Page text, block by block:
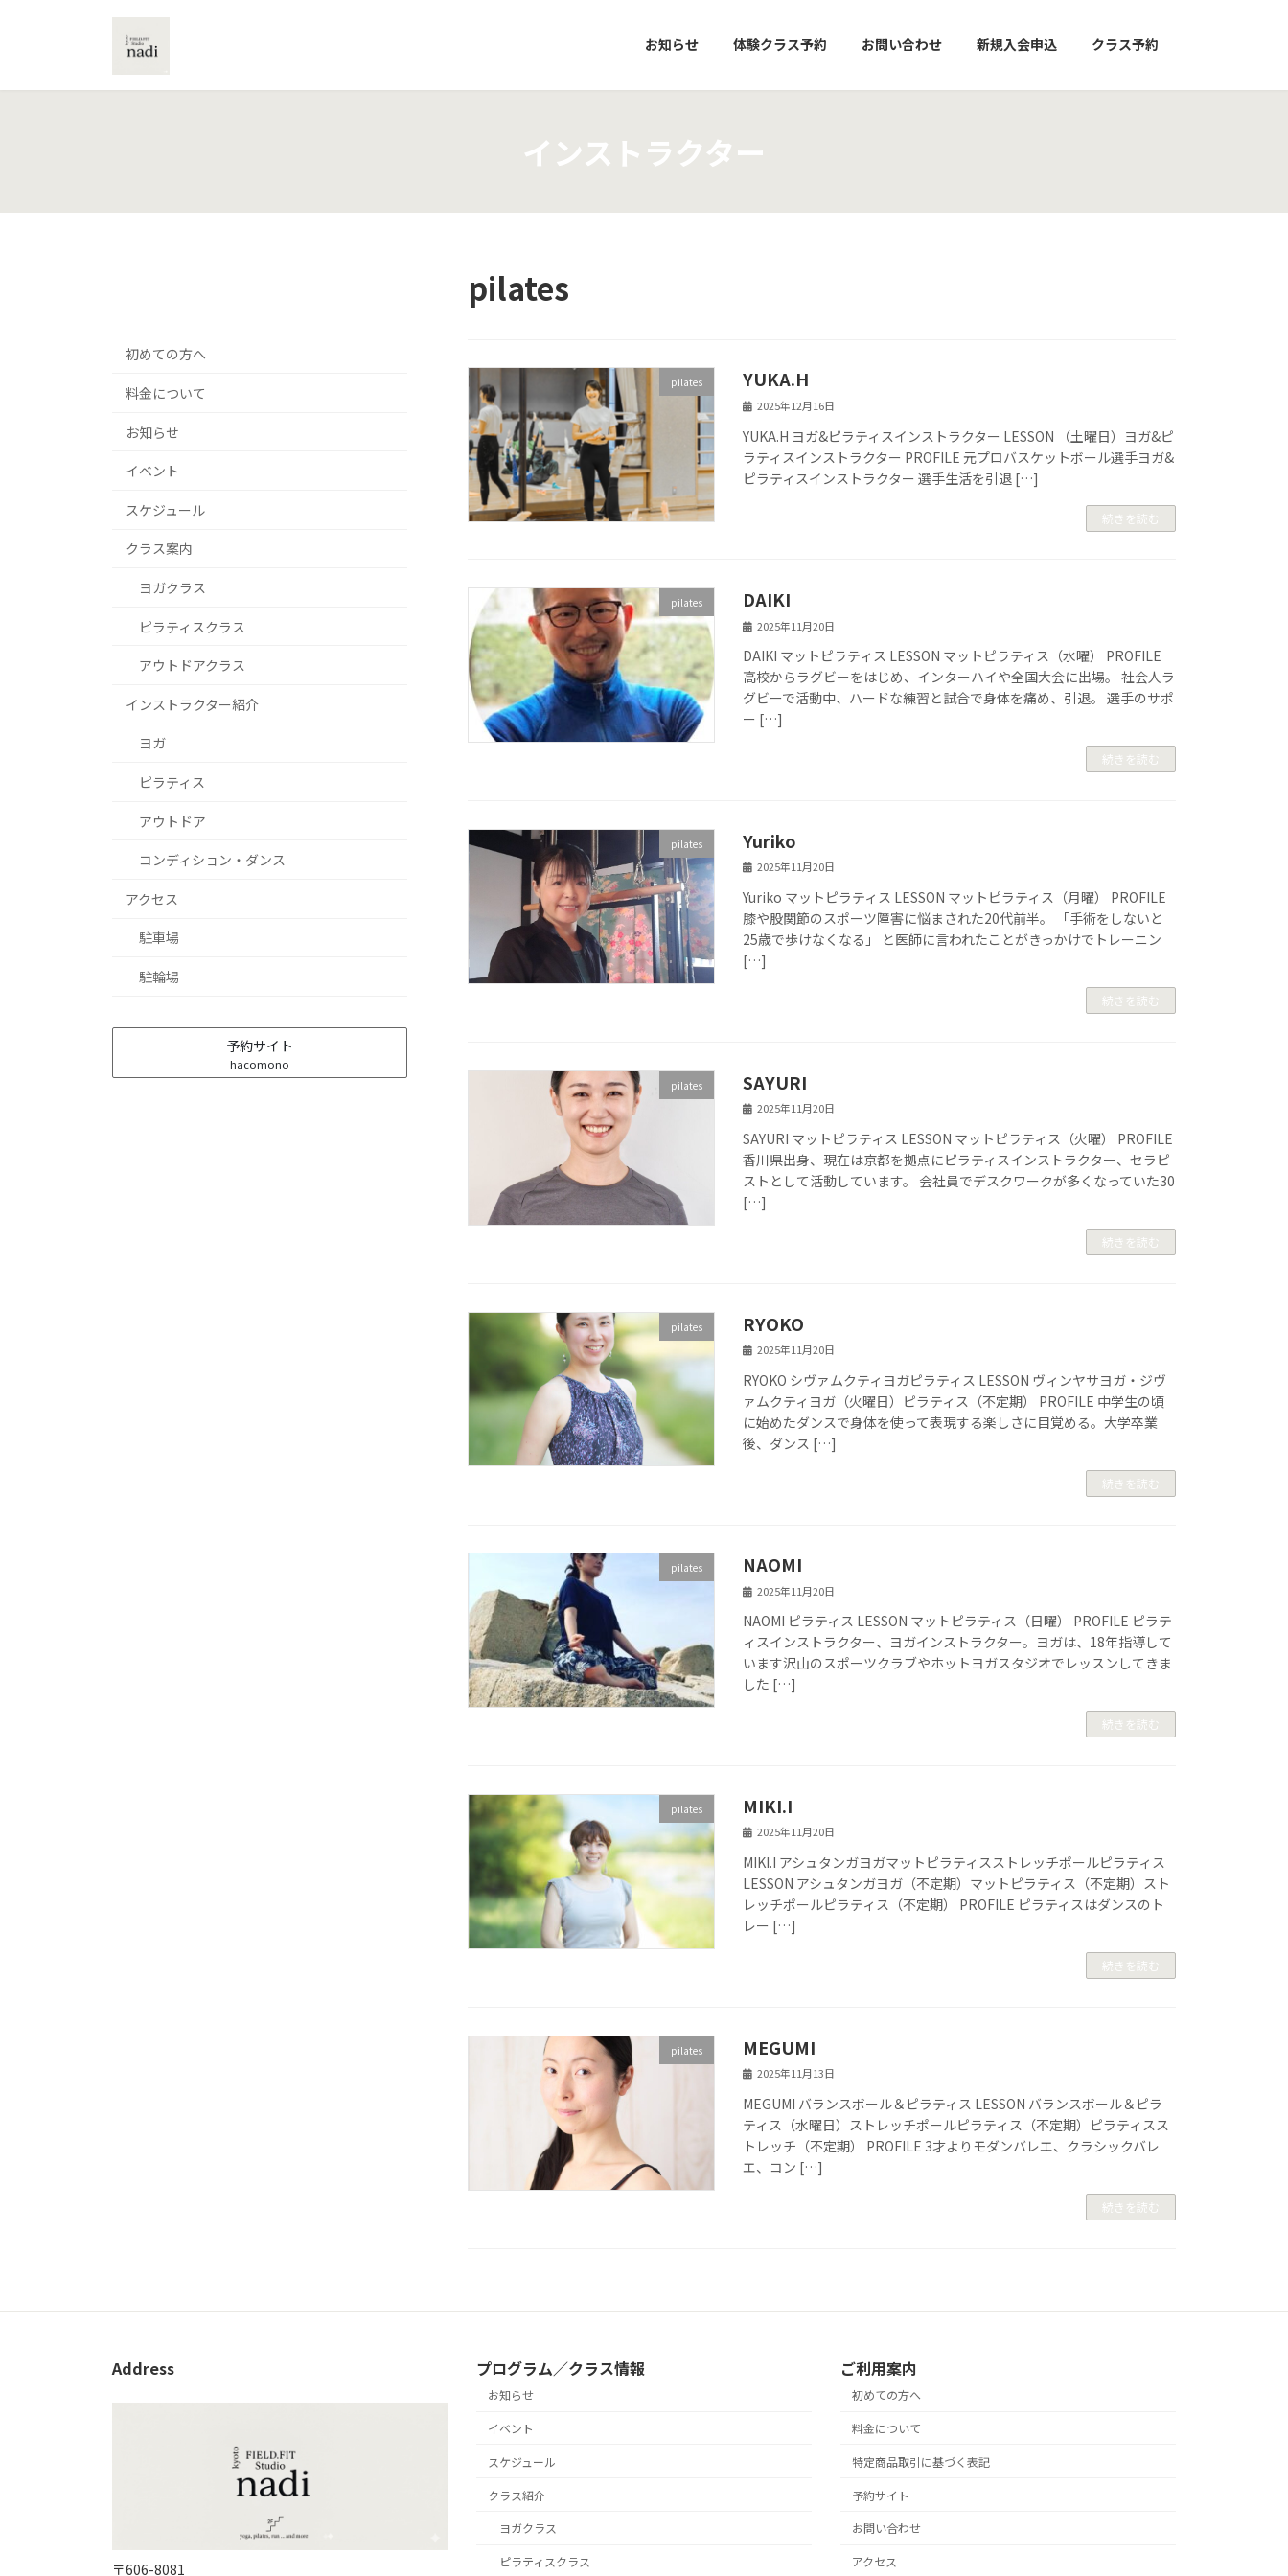
プ
動
お知らせ 体験クラス予約 お問い合わせ 新規入会申込 クラス予約
インストラクター
pilates
pilates YUKA.H
2025年12月16日
YUKA.H ヨガ&ピラティスインストラクター LESSON （土曜日）ヨガ&ピ
ラティスインストラクター PROFILE 元プロバスケットボール選手ヨガ&
ピラティスインストラクター 選手生活を引退 […]
続きを読む
pilates DAIKI
2025年11月20日
DAIKI マットピラティス LESSON マットピラティス（水曜） PROFILE
高校からラグビーをはじめ、インターハイや全国大会に出場。 社会人ラ
グビーで活動中、ハードな練習と試合で身体を痛め、引退。 選手のサポ
ー […]
続きを読む
pilates Yuriko
2025年11月20日
Yuriko マットピラティス LESSON マットピラティス（月曜） PROFILE
膝や股関節のスポーツ障害に悩まされた20代前半。 「手術をしないと
25歳で歩けなくなる」 と医師に言われたことがきっかけでトレーニン
[…]
続きを読む
pilates SAYURI
2025年11月20日
SAYURI マットピラティス LESSON マットピラティス（火曜） PROFILE
香川県出身、現在は京都を拠点にピラティスインストラクター、セラピ
ストとして活動しています。 会社員でデスクワークが多くなっていた30
[…]
続きを読む
pilates RYOKO
2025年11月20日
RYOKO シヴァムクティヨガピラティス LESSON ヴィンヤサヨガ・ジヴ
ァムクティヨガ（火曜日）ピラティス（不定期） PROFILE 中学生の頃
に始めたダンスで身体を使って表現する楽しさに目覚める。大学卒業
後、ダンス […]
続きを読む
pilates NAOMI
2025年11月20日
NAOMI ピラティス LESSON マットピラティス（日曜） PROFILE ピラテ
ィスインストラクター、ヨガインストラクター。ヨガは、18年指導して
います沢山のスポーツクラブやホットヨガスタジオでレッスンしてきま
した […]
続きを読む
pilates MIKI.I
2025年11月20日
MIKI.I アシュタンガヨガマットピラティスストレッチポールピラティス
LESSON アシュタンガヨガ（不定期）マットピラティス（不定期）スト
レッチポールピラティス（不定期） PROFILE ピラティスはダンスのト
レー […]
続きを読む
pilates MEGUMI
2025年11月13日
MEGUMI バランスボール＆ピラティス LESSON バランスボール＆ピラ
ティス（水曜日）ストレッチポールピラティス（不定期）ピラティスス
トレッチ（不定期） PROFILE 3才よりモダンバレエ、クラシックバレ
エ、コン […]
続きを読む
初めての方へ
料金について
お知らせ
イベント
スケジュール
クラス案内
ヨガクラス
ピラティスクラス
アウトドアクラス
インストラクター紹介
ヨガ
ピラティス
アウトドア
コンディション・ダンス
アクセス
駐車場
駐輪場
予約サイト
hacomono
Address
〒606-8081
プログラム／クラス情報
お知らせ
イベント
スケジュール
クラス紹介
ヨガクラス
ピラティスクラス
ご利用案内
初めての方へ
料金について
特定商品取引に基づく表記
予約サイト
お問い合わせ
アクセス